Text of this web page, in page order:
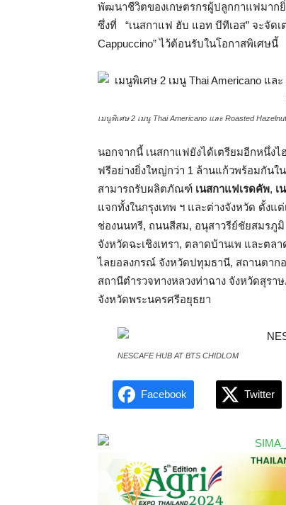
พัฒนาชีวิตของเกษตรกรผู้ปลูกกาแฟมาก
ซึ่งที่ “เนสกาแฟ ฮับ แอท บีทีเอส” จะจัดเต
Cappuccino” ไว้ต้อนรับในโอกาสพิเศษนี้
เมนูพิเศษ 2 เมนู Thai Americano และ Roasted
นอกจากนี้ เนสกาแฟยังได้เตรียมอีกหนึ่ง
ฟรีอย่างยิ่งใหญ่กว่า 1 ล้านแก้วพร้อมกัน
สามารถรับผลิตภัณฑ์ เนสกาแฟเรดคัพ, เ
แจกทั้งในกรุงเทพ ฯ และต่างจังหวัด ตั้งแ
ช่องนนทรี, ถนนสีสม, อนุสาวรีย์ชัยสมรภู
จังหวัดฉะเชิงเทรา, ตลาดบ้านเพ และต
ไลยอลงกรณ์ จังหวัดปทุมธานี, สถานตาก
สถานีตำรวจทางหลวงท่าฉาง จังหวัดสุร
จังหวัดพระนครศรีอยุธยา
NESCAFE HUB AT BTS CHIDLOM
Facebook Twitter